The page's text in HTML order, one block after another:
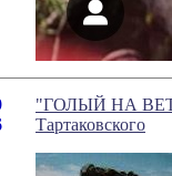
"ГОЛЫЙ НА
Тартаковского